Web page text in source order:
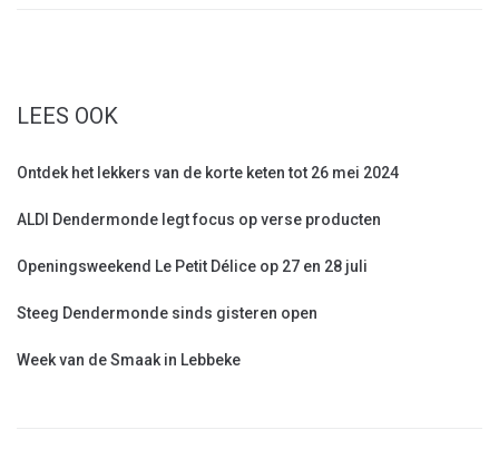
LEES OOK
Ontdek het lekkers van de korte keten tot 26 mei 2024
ALDI Dendermonde legt focus op verse producten
Openingsweekend Le Petit Délice op 27 en 28 juli
Steeg Dendermonde sinds gisteren open
Week van de Smaak in Lebbeke